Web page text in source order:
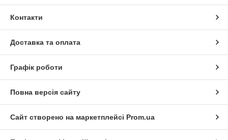
Контакти
Доставка та оплата
Графік роботи
Повна версія сайту
Сайт створено на маркетплейсі Prom.ua